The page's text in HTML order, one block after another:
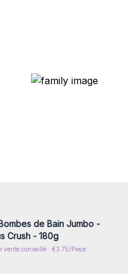
de Bain Jumbo -
Crush - 180g
vente conseillé : €3.75/Piece
Connectez-vous ou inscrivez-